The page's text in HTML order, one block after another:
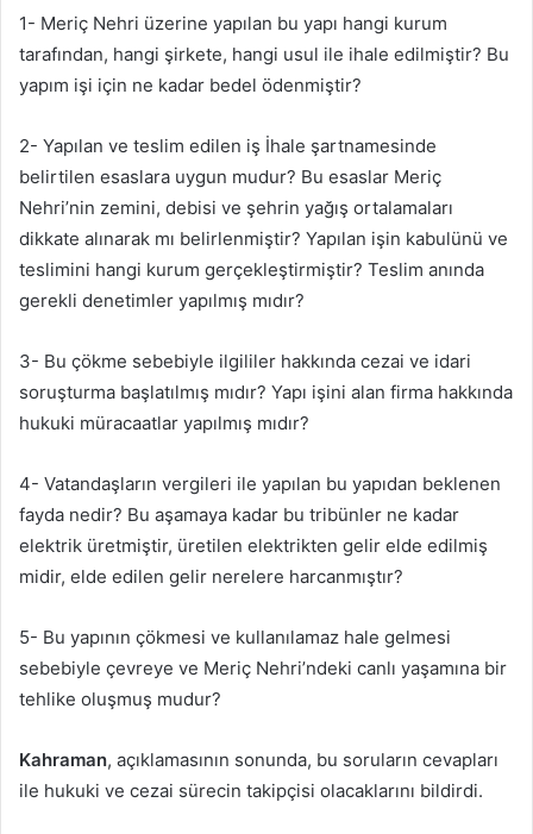
1- Meriç Nehri üzerine yapılan bu yapı hangi kurum
tarafından, hangi şirkete, hangi usul ile ihale edilmiştir? Bu
yapım işi için ne kadar bedel ödenmiştir?
2- Yapılan ve teslim edilen iş İhale şartnamesinde
belirtilen esaslara uygun mudur? Bu esaslar Meriç
Nehri’nin zemini, debisi ve şehrin yağış ortalamaları
dikkate alınarak mı belirlenmiştir? Yapılan işin kabulünü ve
teslimini hangi kurum gerçekleştirmiştir? Teslim anında
gerekli denetimler yapılmış mıdır?
3- Bu çökme sebebiyle ilgililer hakkında cezai ve idari
soruşturma başlatılmış mıdır? Yapı işini alan firma hakkında
hukuki müracaatlar yapılmış mıdır?
4- Vatandaşların vergileri ile yapılan bu yapıdan beklenen
fayda nedir? Bu aşamaya kadar bu tribünler ne kadar
elektrik üretmiştir, üretilen elektrikten gelir elde edilmiş
midir, elde edilen gelir nerelere harcanmıştır?
5- Bu yapının çökmesi ve kullanılamaz hale gelmesi
sebebiyle çevreye ve Meriç Nehri’ndeki canlı yaşamına bir
tehlike oluşmuş mudur?
Kahraman, açıklamasının sonunda, bu soruların cevapları
ile hukuki ve cezai sürecin takipçisi olacaklarını bildirdi.